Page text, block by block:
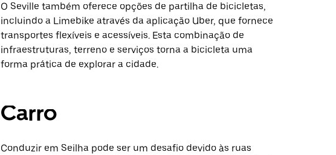
O Seville também oferece opções de partilha de bicicletas,
incluindo a Limebike através da aplicação Uber, que fornece
transportes flexíveis e acessíveis. Esta combinação de
infraestruturas, terreno e serviços torna a bicicleta uma
forma prática de explorar a cidade.
Carro
Conduzir em Seilha pode ser um desafio devido às ruas